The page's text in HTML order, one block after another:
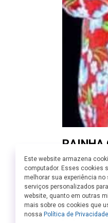
RAINHA
Diego
A peça é
mais
Paraíba ,
peça conta
Este website armazena
computador. Esses cookies
melhorar sua experiência no
serviços personalizados
website, quanto em outras
mais sobre os cookies que
nossa Política de Privacidade